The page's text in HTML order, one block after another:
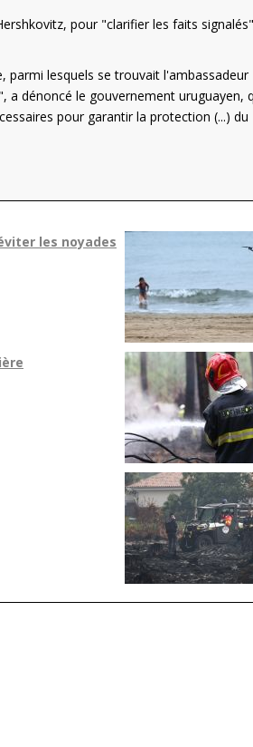
pour "clarifier les faits signalés"
parmi lesquels se trouvait l'ambassadeur
a dénoncé le gouvernement uruguayen,
pour garantir la protection (...) du
les noyades